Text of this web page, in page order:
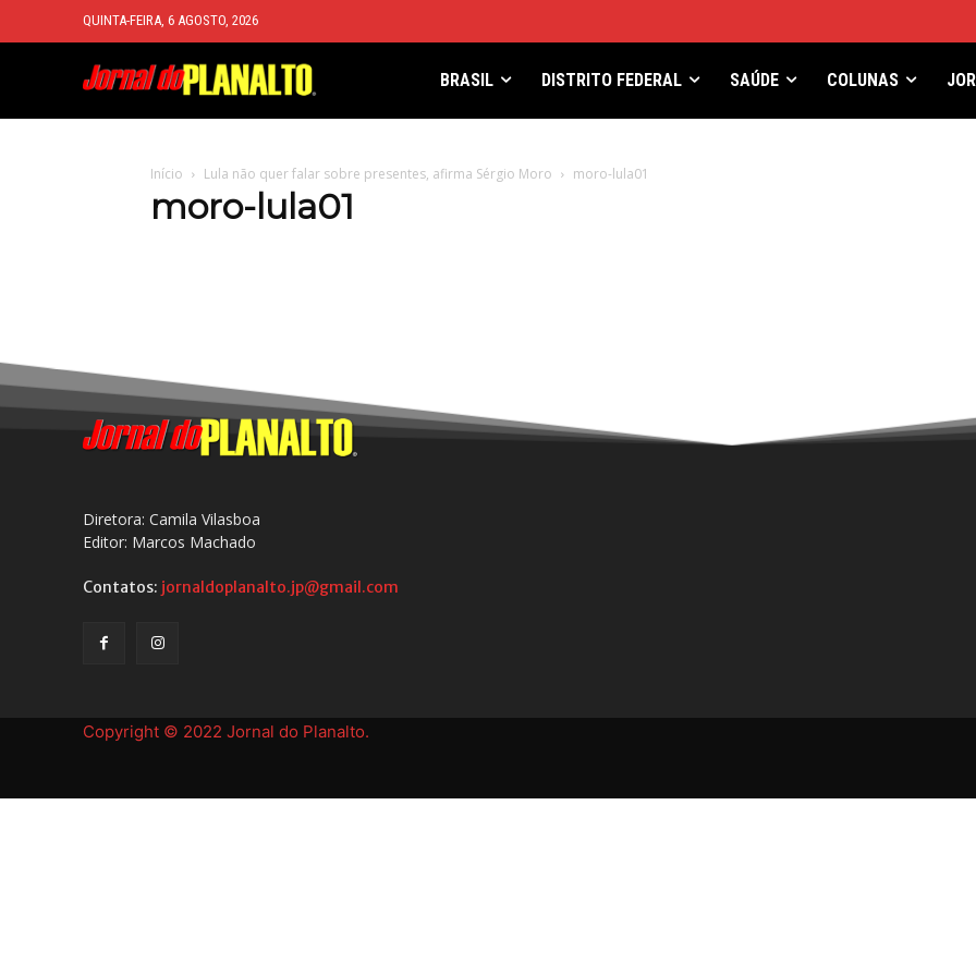
QUINTA-FEIRA, 6 AGOSTO, 2026
BRASIL DISTRITO FEDERAL SAÚDE COLUNAS
Início Lula não quer falar sobre presentes, afirma Sérgio Moro moro-lula01
moro-lula01
Diretora: Camila Vilasboa
Editor: Marcos Machado
Contatos: jornaldoplanalto.jp@gmail.com
Copyright © 2022 Jornal do Planalto.